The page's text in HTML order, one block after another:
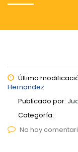
Última
Hernandez
Publicado por:
Categoría:
No hay